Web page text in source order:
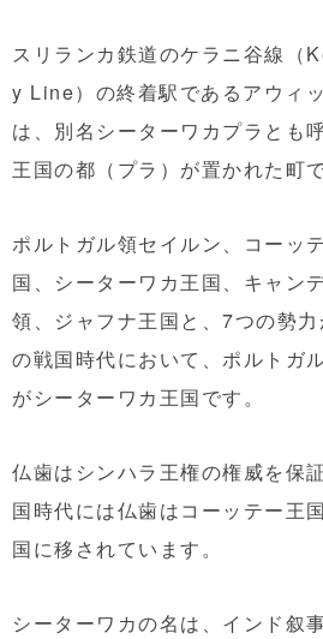
スリランカ鉄道のケラニ谷線
y Line）の終着駅であるアウィ
は、別名シーターワカプラとも
王国の都（プラ）が置かれた町で
ポルトガル領セイルン、コーッ
国、シーターワカ王国、キャン
領、ジャフナ王国と、7つの勢
の戦国時代において、ポルトガ
がシーターワカ王国です。
仏歯はシンハラ王権の権威を保
国時代には仏歯はコーッテー王
国に移されています。
シーターワカの名は、インド叙